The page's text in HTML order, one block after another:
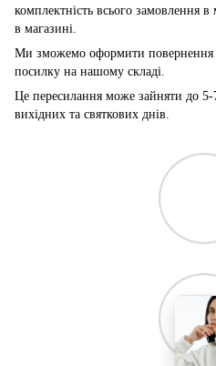
комплектність всього замовлення
в магазині.
Ми зможемо оформити повернення
посилку на нашому складі.
Це пересилання може зайняти до 5-
вихідних та святкових днів.